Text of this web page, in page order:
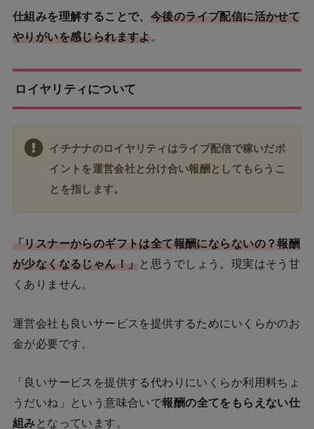
仕組みを理解することで、 今後のライブ配信に活かせて
やりがいを感じられますよ 。
ロイヤリティについて
イチナナのロイヤリティはライブ配信で稼いだポ
イントを運営会社と分け合い報酬としてもらうこ
とを指します。
「リスナーからのギフトは全て報酬にならないの？報酬
が少なくなるじゃん！」
と思うでしょう。現実はそう甘
くありません。
運営会社も良いサービスを提供するためにいくらかのお
金が必要です。
「良いサービスを提供する代わりにいくらか利用料ちょ
うだいね」という意味合いで報酬の全てをもらえない仕
組み となっています。